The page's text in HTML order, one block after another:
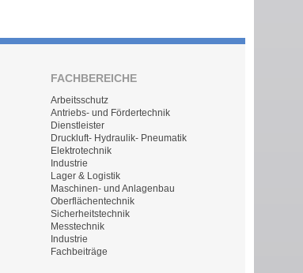
FACHBEREICHE
Arbeitsschutz
Antriebs- und Fördertechnik
Dienstleister
Druckluft- Hydraulik- Pneumatik
Elektrotechnik
Industrie
Lager & Logistik
Maschinen- und Anlagenbau
Oberflächentechnik
Sicherheitstechnik
Messtechnik
Industrie
Fachbeiträge